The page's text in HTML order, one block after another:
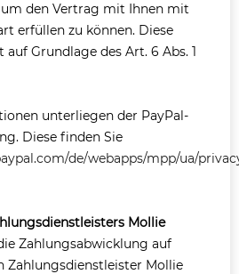
den Vertrag mit Ihnen mit
erfüllen zu können. Diese
Grundlage des Art. 6 Abs. 1
unterliegen der PayPal-
Diese finden Sie
de/webapps/mpp/ua/
Mollie
Zahlungsabwicklung auf
Zahlungsdienstleister Mollie